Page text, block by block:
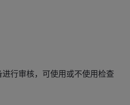
行审核，可使用或不使用检查